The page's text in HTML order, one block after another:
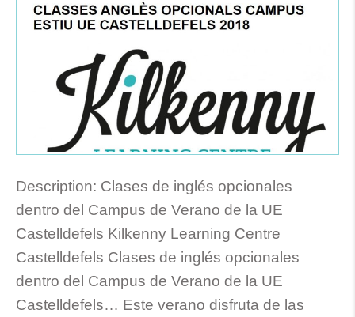
Description: Clases de inglés opcionales
dentro del Campus de Verano de la UE
Castelldefels Kilkenny Learning Centre
Castelldefels Clases de inglés opcionales
dentro del Campus de Verano de la UE
Castelldefels… Este verano disfruta de las